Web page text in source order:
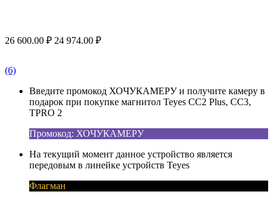
26 600.00 ₽ 24 974.00 ₽
(6)
Введите промокод ХОЧУКАМЕРУ и получите камеру в
подарок при покупке магнитол Teyes CC2 Plus, CC3,
TPRO 2
Промокод: ХОЧУКАМЕРУ
На текущий момент данное устройство является
передовым в линейке устройств Teyes
Флагман